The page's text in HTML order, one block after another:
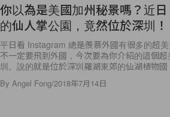
你以為是美國加州秘景嗎？近
的仙人掌公園，竟然位於深圳！
平日看 Instagram 總是羨慕外國有很多的超
不一定要飛到外國，今次要為你介紹的這個
圳。說的就是位於深圳羅湖東郊的仙湖植物
By Angel Fong/2018年7月14日